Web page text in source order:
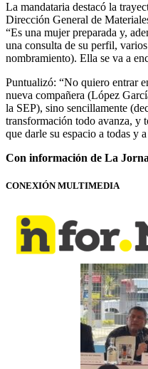
La mandataria destacó la
Dirección General de
“Es una mujer preparada y,
una consulta de su perfil,
nombramiento). Ella se va a
Puntualizó: “No quiero entrar
nueva compañera (López
la SEP), sino sencillamente
transformación todo avanza, y
que darle su espacio a todas y
Con información de La
CONEXIÓN MULTIMEDIA